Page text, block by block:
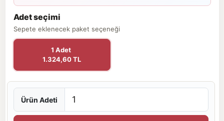
Adet seçimi
Sepete eklenecek paket seçeneği
1 Adet
1.324,60 TL
Ürün Adeti